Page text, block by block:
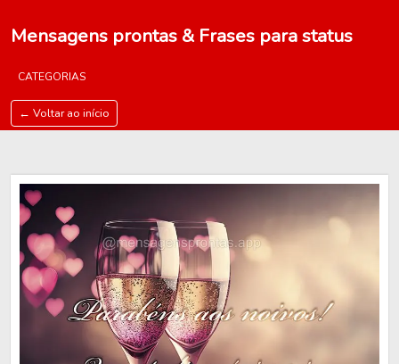
Mensagens prontas & Frases para status
CATEGORIAS
← Voltar ao início